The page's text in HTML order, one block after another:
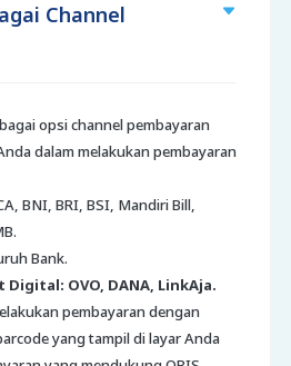
Channel
opsi channel pembayaran
dalam melakukan pembayaran
BNI, BRI, BSI, Mandiri Bill,
Bank.
OVO, DANA, LinkAja.
pembayaran dengan
yang tampil di layar Anda